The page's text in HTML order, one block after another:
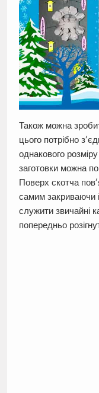
Також можна
цього потрібно
однакового
заготовки можна
Поверх скотча
самим закриваючи
служити звичайні
попередньо